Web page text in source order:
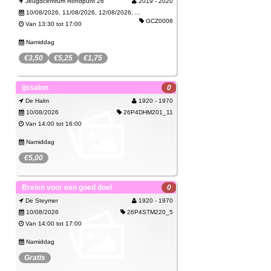
10/08/2026, 11/08/2026, 12/08/2026, ...
GCZ0006
Van 13:30 tot 17:00
Namiddag
€3,50 €5,25 €1,75
Meer info over Grabbel & Co:
https://www.jeugdgenk.be/grabbelenco
THEMA = DE RUIMTE
Opvang nodig
Lees meer
Inschrijven
ijssalon 0
De Halm
1920 - 1970
10/08/2026
26P4DHM201_11
Van 14:00 tot 16:00
Namiddag
€5,00
Spijtig, deze activiteit kan je niet meer
boeken.
10/08/2026
Breien voor een goed doel 0
De Steymer
1920 - 1970
10/08/2026
26P4STM220_5
Van 14:00 tot 17:00
Namiddag
Gratis